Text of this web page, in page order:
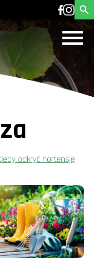
odkryć hortensję